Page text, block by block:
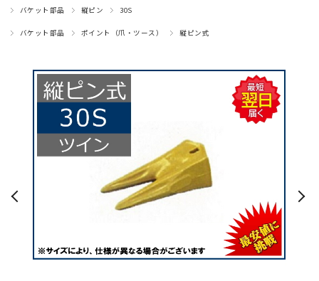
バケット部品 縦ピン 30S
バケット部品 ポイント（爪・ツース） 縦ピン式